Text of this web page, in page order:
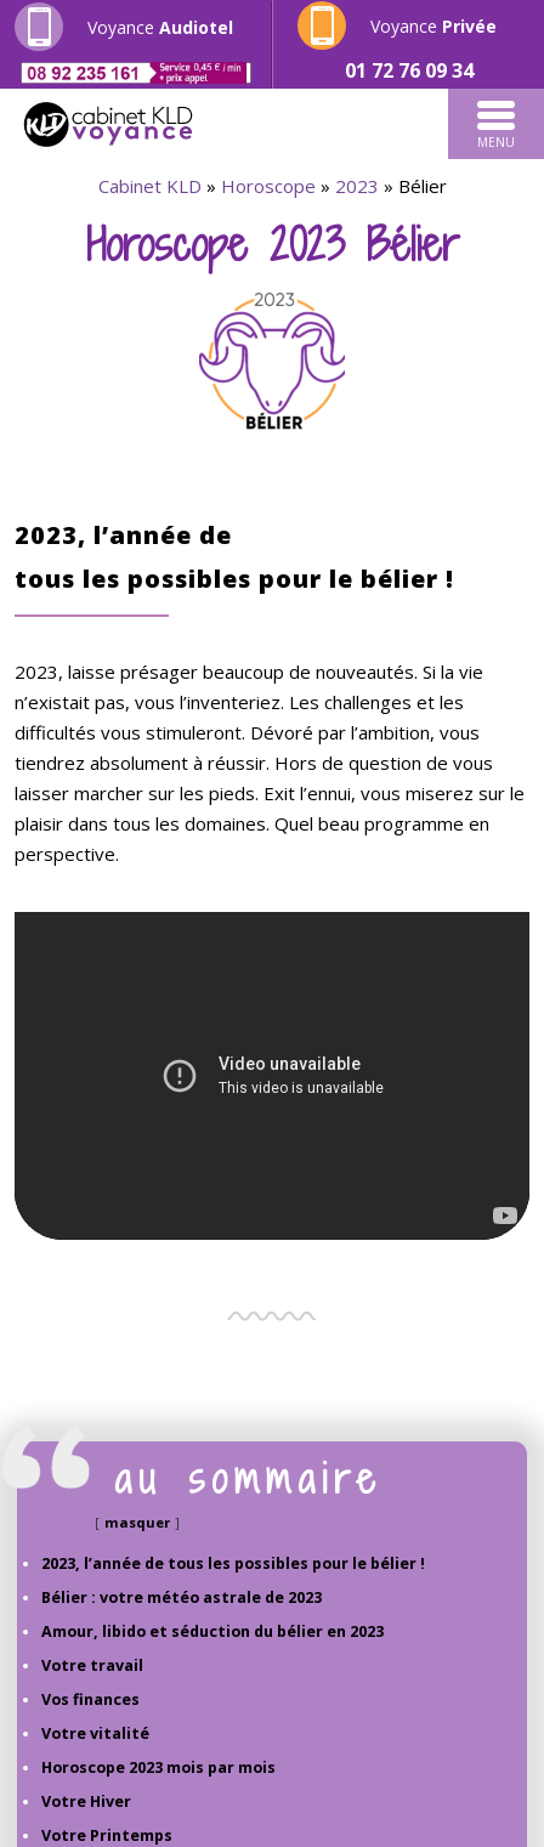
Voyance Audiotel Voyance Privée
01 72 76 09 34
MENU
Cabinet KLD » Horoscope » 2023 » Bélier
Horoscope 2023 Bélier
2023, l’année de
tous les possibles pour le bélier !
2023, laisse présager beaucoup de nouveautés. Si la vie
n’existait pas, vous l’inventeriez. Les challenges et les
difficultés vous stimuleront. Dévoré par l’ambition, vous
tiendrez absolument à réussir. Hors de question de vous
laisser marcher sur les pieds. Exit l’ennui, vous miserez sur le
plaisir dans tous les domaines. Quel beau programme en
perspective.
au sommaire
masquer
2023, l’année de tous les possibles pour le bélier !
Bélier : votre météo astrale de 2023
Amour, libido et séduction du bélier en 2023
Votre travail
Vos finances
Votre vitalité
Horoscope 2023 mois par mois
Votre Hiver
Votre Printemps